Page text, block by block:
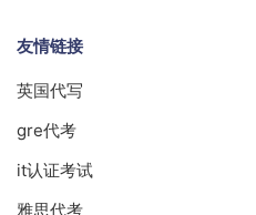
友情链接
英国代写
gre代考
it认证考试
雅思代考